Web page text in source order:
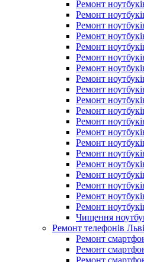
Ремонт
Ремонт
Ремонт
Ремонт
Ремонт
Ремонт
Ремонт
Ремонт
Ремонт
Ремонт
Ремонт
Ремонт
Ремонт
Ремонт
Ремонт
Ремонт
Ремонт
Ремонт
Ремонт
Ремонт
Чищення
Ремонт телефонів
Ремонт
Ремонт